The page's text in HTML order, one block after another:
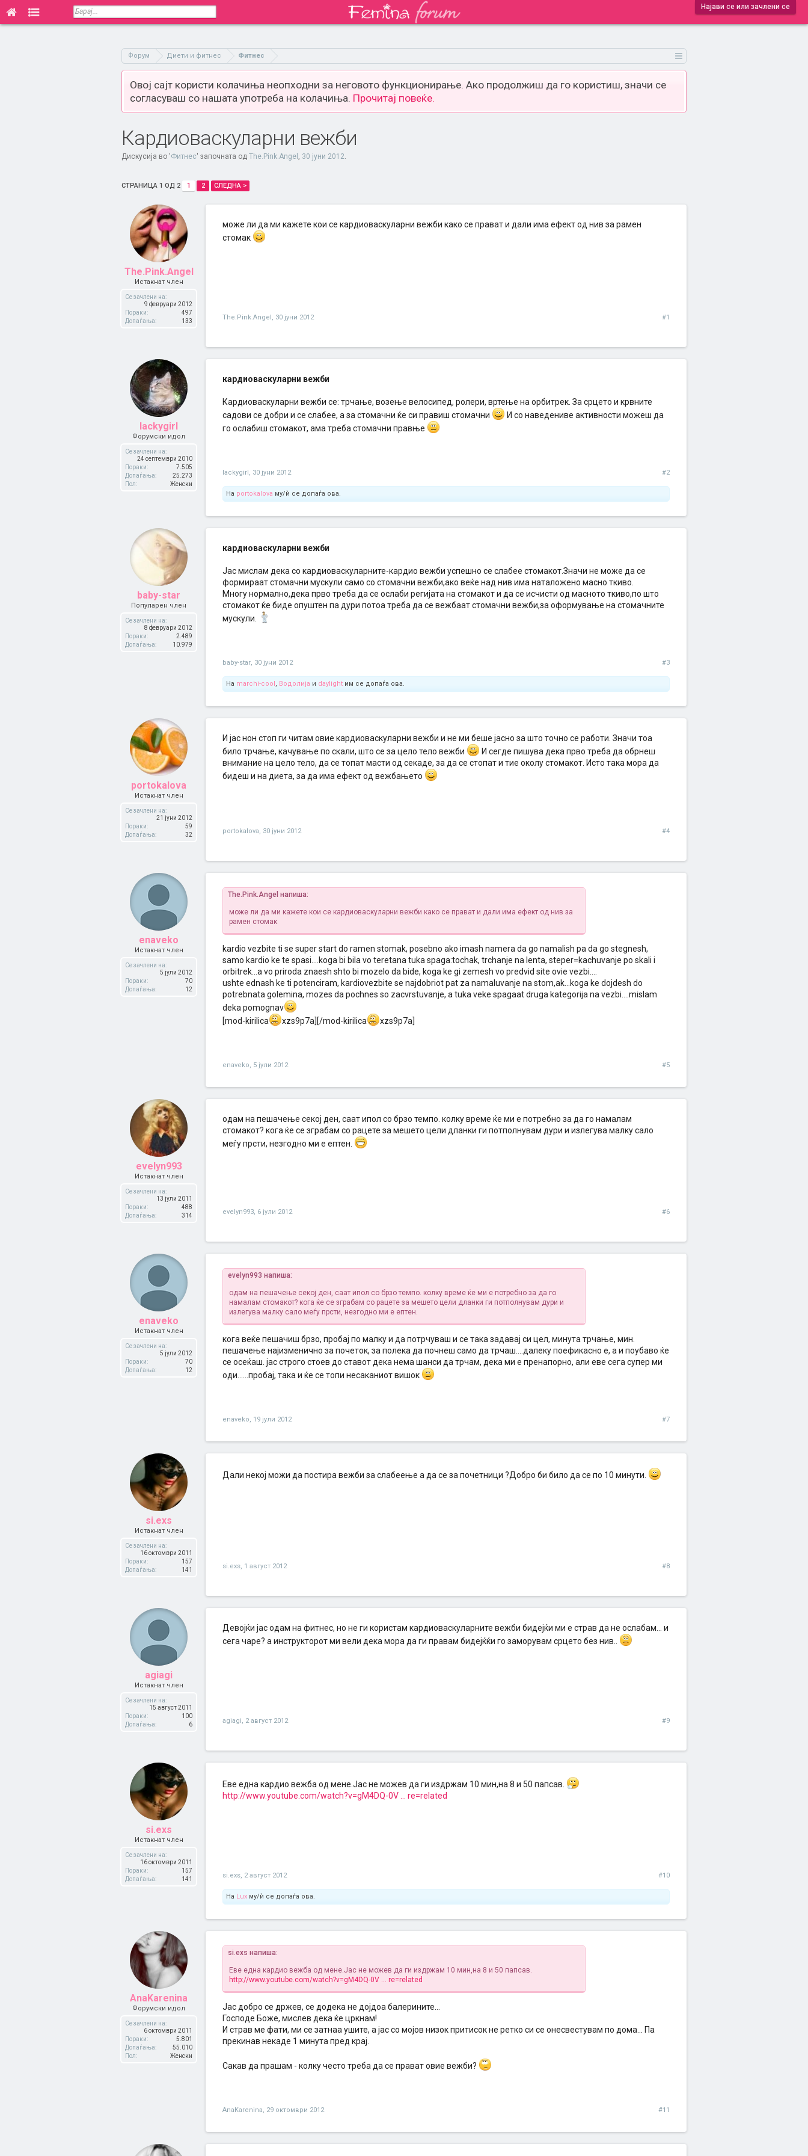
Најави се или зачлени се
Форум Диети и фитнес Фитнес
Овој сајт користи колачиња неопходни за неговото функционирање. Ако продолжиш да го користиш, значи се
согласуваш со нашата употреба на колачиња. Прочитај повеќе.
Кардиоваскуларни вежби
Дискусија во 'Фитнес' започната од The.Pink.Angel , 30 јуни 2012.
СТРАНИЦА 1 ОД 2 1 2 СЛЕДНА >
The.Pink.Angel
Истакнат член
Се зачлени на:
9 февруари 2012
Пораки:
497
Допаѓања:
133
може ли да ми кажете кои се кардиоваскуларни вежби како се прават и дали има ефект од нив за рамен
стомак
The.Pink.Angel, 30 јуни 2012 #1
lackygirl
Форумски идол
Се зачлени на:
24 септември 2010
Пораки:
7.505
Допаѓања:
25.273
Пол:
Женски
кардиоваскуларни вежби
Кардиоваскуларни вежби се: трчање, возење велосипед, ролери, вртење на орбитрек. За срцето и крвните
садови се добри и се слабее, а за стомачни ќе си правиш стомачни
И со наведениве активности можеш да
го ослабиш стомакот, ама треба стомачни правње
lackygirl, 30 јуни 2012 #2
На portokalova му/ѝ се допаѓа ова.
baby-star
Популарен член
Се зачлени на:
8 февруари 2012
Пораки:
2.489
Допаѓања:
10.979
кардиоваскуларни вежби
Јас мислам дека со кардиоваскуларните-кардио вежби успешно се слабее стомакот.Значи не може да се
формираат стомачни мускули само со стомачни вежби,ако веќе над нив има наталожено масно ткиво.
Многу нормално,дека прво треба да се ослаби регијата на стомакот и да се исчисти од масното ткиво,по што
стомакот ќе биде опуштен па дури потоа треба да се вежбаат стомачни вежби,за оформување на стомачните
мускули.
baby-star, 30 јуни 2012 #3
На marchi-cool, Водолија и daylight им се допаѓа ова.
portokalova
Истакнат член
Се зачлени на:
21 јуни 2012
Пораки:
59
Допаѓања:
32
И јас нон стоп ги читам овие кардиоваскуларни вежби и не ми беше јасно за што точно се работи. Значи тоа
било трчање, качување по скали, што се за цело тело вежби
И сегде пишува дека прво треба да обрнеш
внимание на цело тело, да се топат масти од секаде, за да се стопат и тие околу стомакот. Исто така мора да
бидеш и на диета, за да има ефект од вежбањето
portokalova, 30 јуни 2012 #4
enaveko
Истакнат член
Се зачлени на:
5 јули 2012
Пораки:
70
Допаѓања:
12
The.Pink.Angel напиша:
може ли да ми кажете кои се кардиоваскуларни вежби како се прават и дали има ефект од нив за
рамен стомак
kardio vezbite ti se super start do ramen stomak, posebno ako imash namera da go namalish pa da go stegnesh,
samo kardio ke te spasi....koga bi bila vo teretana tuka spaga:tochak, trchanje na lenta, steper=kachuvanje po skali i
orbitrek...a vo priroda znaesh shto bi mozelo da bide, koga ke gi zemesh vo predvid site ovie vezbi....
ushte ednash ke ti potenciram, kardiovezbite se najdobriot pat za namaluvanje na stom,ak...koga ke dojdesh do
potrebnata golemina, mozes da pochnes so zacvrstuvanje, a tuka veke spagaat druga kategorija na vezbi....mislam
deka pomognav
[mod-kirilica
xzs9p7a][/mod-kirilica xzs9p7a]
enaveko, 5 јули 2012 #5
evelyn993
Истакнат член
Се зачлени на:
13 јули 2011
Пораки:
488
Допаѓања:
314
одам на пешачење секој ден, саат ипол со брзо темпо. колку време ќе ми е потребно за да го намалам
стомакот? кога ќе се зграбам со рацете за мешето цели дланки ги потполнувам дури и излегува малку сало
меѓу прсти, незгодно ми е ептен.
evelyn993, 6 јули 2012 #6
enaveko
Истакнат член
Се зачлени на:
5 јули 2012
Пораки:
70
Допаѓања:
12
evelyn993 напиша:
одам на пешачење секој ден, саат ипол со брзо темпо. колку време ќе ми е потребно за да го
намалам стомакот? кога ќе се зграбам со рацете за мешето цели дланки ги потполнувам дури и
излегува малку сало меѓу прсти, незгодно ми е ептен.
кога веќе пешачиш брзо, пробај по малку и да потрчуваш и се така задавај си цел, минута трчање, мин.
пешачење најизменично за почеток, за полека да почнеш само да трчаш....далеку поефикасно е, а и поубаво ќе
се осеќаш. јас строго стоев до ставот дека нема шанси да трчам, дека ми е пренапорно, али еве сега супер ми
оди......пробај, така и ќе се топи несаканиот вишок
enaveko, 19 јули 2012 #7
si.exs
Истакнат член
Се зачлени на:
16 октомври 2011
Пораки:
157
Допаѓања:
141
Дали некој можи да постира вежби за слабеење а да се за почетници ?Добро би било да се по 10 минути.
si.exs, 1 август 2012 #8
agiagi
Истакнат член
Се зачлени на:
15 август 2011
Пораки:
100
Допаѓања:
6
Девојќи јас одам на фитнес, но не ги користам кардиоваскуларните вежби бидејќи ми е страв да не ослабам... и
сега чаре? а инструкторот ми вели дека мора да ги правам бидејќќи го заморувам срцето без нив..
agiagi, 2 август 2012 #9
si.exs
Истакнат член
Се зачлени на:
16 октомври 2011
Пораки:
157
Допаѓања:
141
Еве една кардио вежба од мене.Јас не можев да ги издржам 10 мин,на 8 и 50 папсав.
http://www.youtube.com/watch?v=gM4DQ-0V ... re=related
si.exs, 2 август 2012 #10
На Lux му/ѝ се допаѓа ова.
AnaKarenina
Форумски идол
Се зачлени на:
6 октомври 2011
Пораки:
5.801
Допаѓања:
55.010
Пол:
Женски
si.exs напиша:
Еве една кардио вежба од мене.Јас не можев да ги издржам 10 мин,на 8 и 50 папсав.
http://www.youtube.com/watch?v=gM4DQ-0V ... re=related
Јас добро се држев, се додека не дојдоа балерините...
Господе Боже, мислев дека ќе цркнам!
И страв ме фати, ми се затнаа ушите, а јас со мојов низок притисок не ретко си се онесвестувам по дома... Па
прекинав некаде 1 минута пред крај.
Сакав да прашам - колку често треба да се прават овие вежби?
AnaKarenina, 29 октомври 2012 #11